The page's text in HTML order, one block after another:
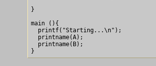
}
main (){
  printf("Starting...\n");
  printname(A);
  printname(B);